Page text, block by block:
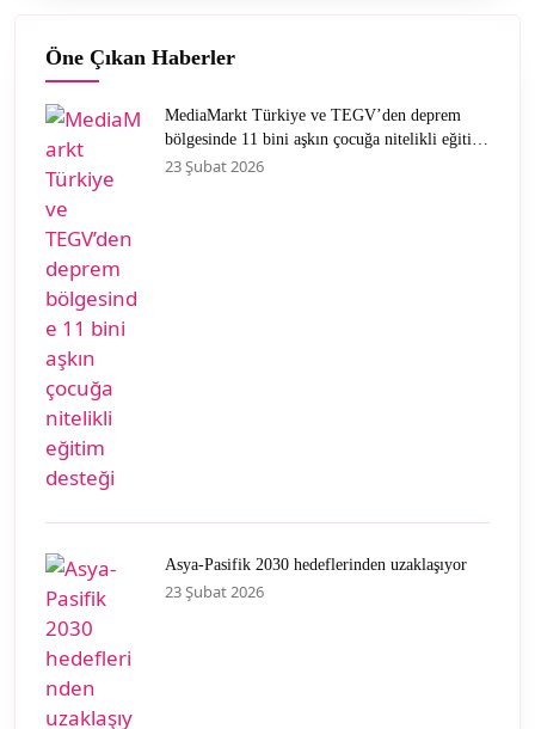
Öne Çıkan Haberler
MediaMarkt Türkiye ve TEGV’den deprem
bölgesinde 11 bini aşkın çocuğa nitelikli eğitim
desteği
23 Şubat 2026
Asya-Pasifik 2030 hedeflerinden uzaklaşıyor
23 Şubat 2026